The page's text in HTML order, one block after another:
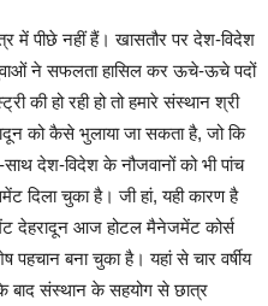
में पीछे नहीं हैं। खासतौर पर देश-विदेश
ने सफलता हासिल कर ऊचे-ऊचे पदों
की हो रही हो तो हमारे संस्थान श्री
को कैसे भुलाया जा सकता है, जो कि
देश-विदेश के नौजवानों को भी पांच
दिला चुका है। जी हां, यही कारण है
देहरादून आज होटल मैनेजमेंट कोर्स
बना चुका है। यहां से चार वर्षीय
के बाद संस्थान के सहयोग से छात्र